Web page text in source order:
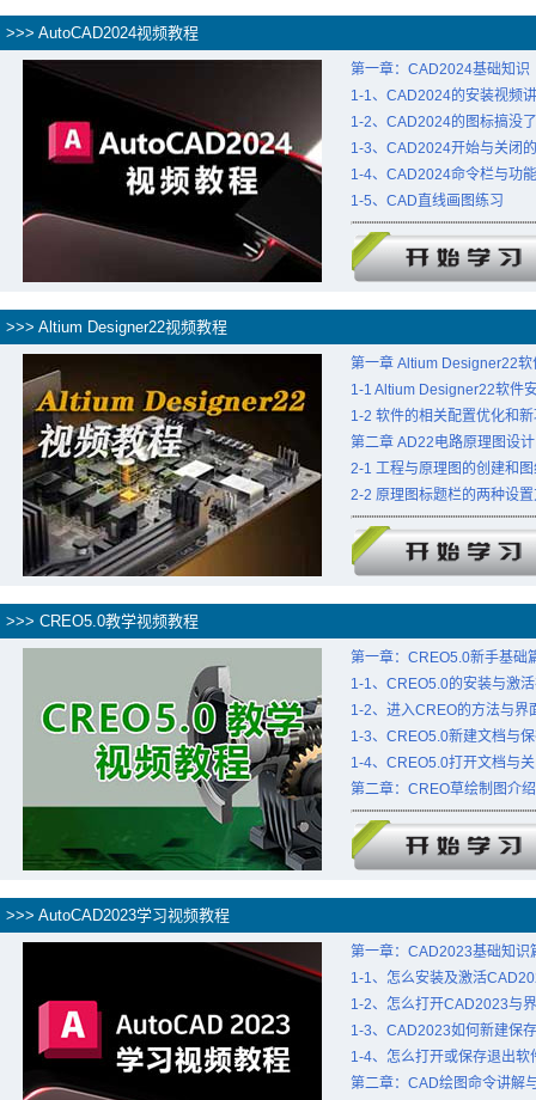
>>> AutoCAD2024视频教程
第一章：CAD2024基础知识
1-1、CAD2024的安装视频
1-2、CAD2024的图标搞没
1-3、CAD2024开始与关闭
1-4、CAD2024命令栏与功
1-5、CAD直线画图练习
>>> Altium Designer22视频教程
第一章 Altium Designer22软
1-1 Altium Designer22软件
1-2 软件的相关配置优化和
第二章 AD22电路原理图设计
2-1 工程与原理图的创建和
2-2 原理图标题栏的两种设
>>> CREO5.0教学视频教程
第一章：CREO5.0新手基础
1-1、CREO5.0的安装与激
1-2、进入CREO的方法与界
1-3、CREO5.0新建文档与
1-4、CREO5.0打开文档与
第二章：CREO草绘制图介
>>> AutoCAD2023学习视频教程
第一章：CAD2023基础知识
1-1、怎么安装及激活
1-2、怎么打开CAD2023与
1-3、CAD2023如何新建保
1-4、怎么打开或保存退出软
第二章：CAD绘图命令讲解